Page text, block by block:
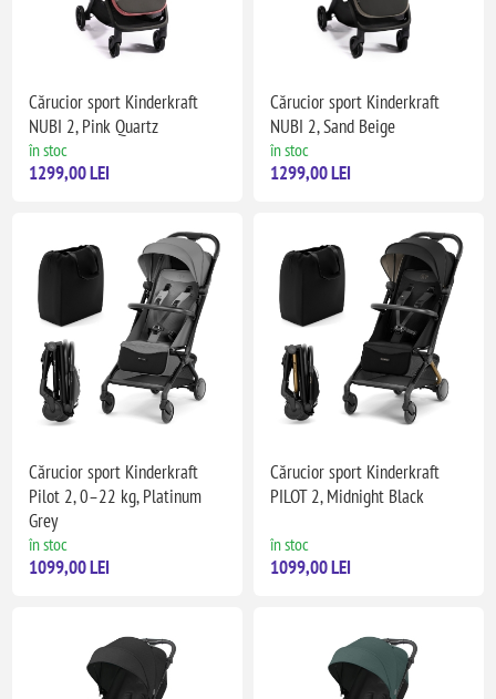
Cărucior sport Kinderkraft
NUBI 2, Pink Quartz
în stoc
1299,00 LEI
Cărucior sport Kinderkraft
NUBI 2, Sand Beige
în stoc
1299,00 LEI
Cărucior sport Kinderkraft
Pilot 2, 0–22 kg, Platinum
Grey
în stoc
1099,00 LEI
Cărucior sport Kinderkraft
PILOT 2, Midnight Black
în stoc
1099,00 LEI